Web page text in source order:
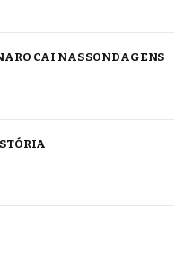
CAI NAS SONDAGENS